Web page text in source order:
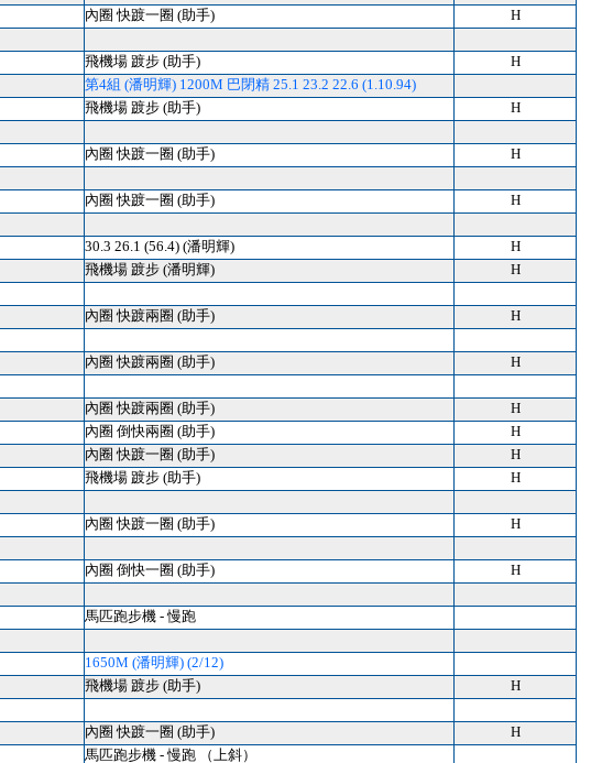
內圈 快踱一圈 (助手)
H
飛機場 踱步 (助手)
H
第4組 (潘明輝) 1200M 巴閉精 25.1 23.2 22.6 (1.10.94)
飛機場 踱步 (助手)
H
內圈 快踱一圈 (助手)
H
內圈 快踱一圈 (助手)
H
30.3 26.1 (56.4) (潘明輝)
H
飛機場 踱步 (潘明輝)
H
內圈 快踱兩圈 (助手)
H
內圈 快踱兩圈 (助手)
H
內圈 快踱兩圈 (助手)
H
內圈 倒快兩圈 (助手)
H
內圈 快踱一圈 (助手)
H
飛機場 踱步 (助手)
H
內圈 快踱一圈 (助手)
H
內圈 倒快一圈 (助手)
H
馬匹跑步機 - 慢跑
1650M (潘明輝) (2/12)
飛機場 踱步 (助手)
H
內圈 快踱一圈 (助手)
H
馬匹跑步機 - 慢跑 （上斜）